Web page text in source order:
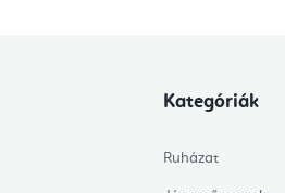
Kategóriák
Ruházat